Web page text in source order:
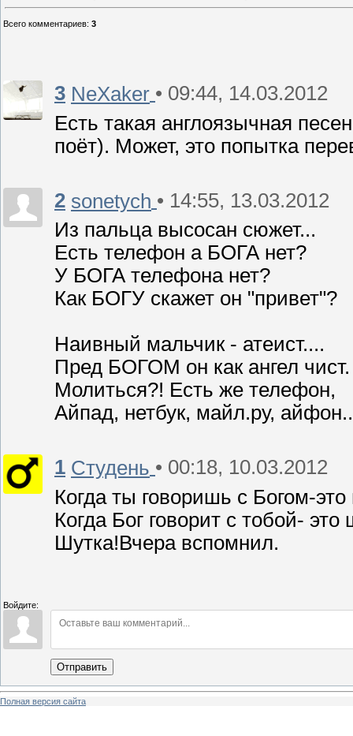
Всего комментариев: 3
3 NeXaker • 09:44, 14.03.2012
Есть такая англоязычная
поёт). Может, это попытка
2 sonetych • 14:55, 13.03.2012
Из пальца высосан сюжет...
Есть телефон а БОГА нет?
У БОГА телефона нет?
Как БОГУ скажет он "привет"?
Наивный мальчик - атеист....
Пред БОГОМ он как ангел чист.
Молиться?! Есть же телефон,
Айпад, нетбук, майл.ру,
1 Студень • 00:18, 10.03.2012
Когда ты говоришь с Богом-
Когда Бог говорит с тобой- это
Шутка!Вчера вспомнил.
Войдите:
Отправить
Полная версия сайта